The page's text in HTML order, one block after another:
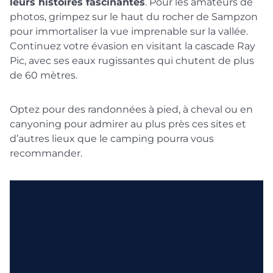
photos, grimpez sur le haut du rocher de Sampzon
pour immortaliser la vue imprenable sur la vallée.
Continuez votre évasion en visitant la cascade Ray
Pic, avec ses eaux rugissantes qui chutent de plus
de 60 mètres.
Optez pour des randonnées à pied, à cheval ou en
canyoning pour admirer au plus près ces sites et
d’autres lieux que le camping pourra vous
recommander.